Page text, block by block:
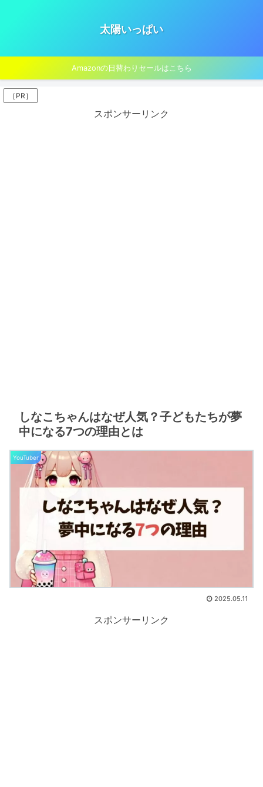
太陽いっぱい
Amazonの日替わりセールはこちら
［PR］
スポンサーリンク
しなこちゃんはなぜ人気？子どもたちが夢
中になる7つの理由とは
YouTuber
2025.05.11
スポンサーリンク